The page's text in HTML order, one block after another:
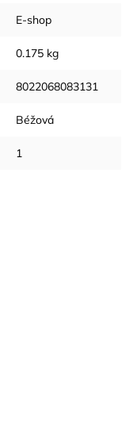
E-shop
0.175 kg
8022068083131
Béžová
1